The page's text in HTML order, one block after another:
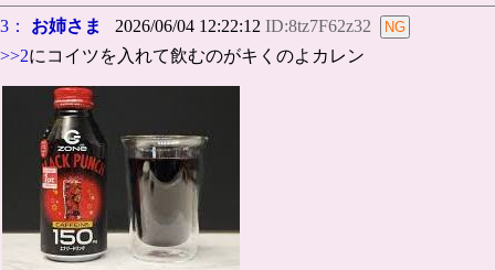
3： お姉さま 2026/06/04 12:22:12 ID:8tz7F62z32
>>2にコイツを入れて飲むのがキくのよカレン